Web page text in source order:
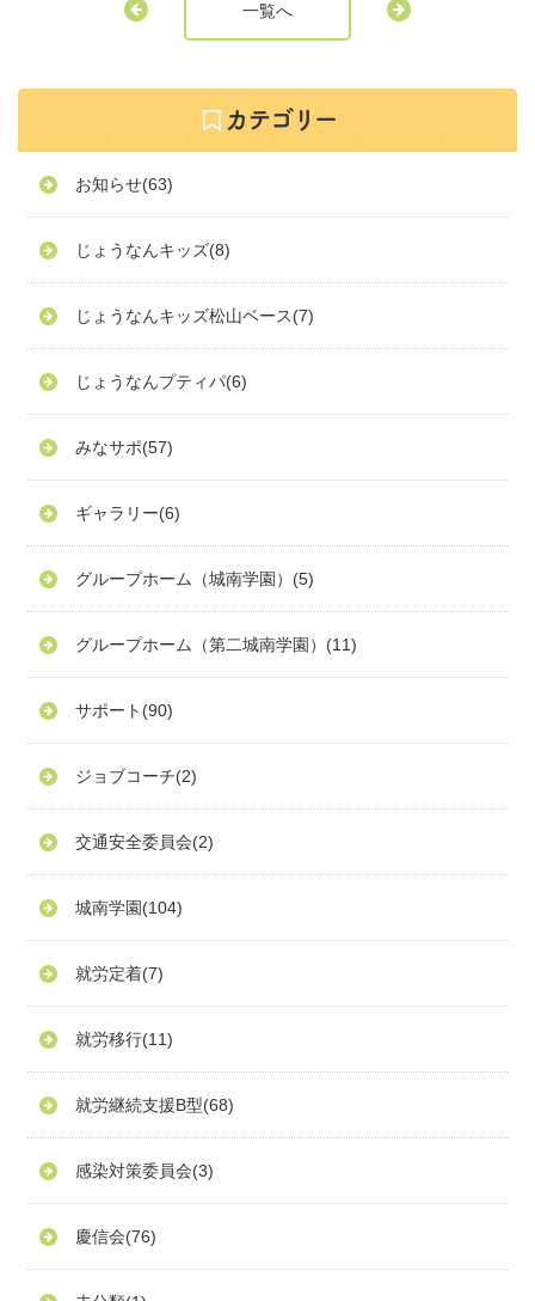
一覧へ
お知らせ(63)
じょうなんキッズ(8)
じょうなんキッズ松山ベース(7)
じょうなんプティパ(6)
みなサポ(57)
ギャラリー(6)
グループホーム（城南学園） (5)
グループホーム（第二城南学園） (11)
サポート (90)
ジョブコーチ(2)
交通安全委員会(2)
城南学園(104)
就労定着(7)
就労移行(11)
就労継続支援B型(68)
感染対策委員会(3)
慶信会(76)